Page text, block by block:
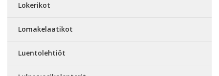
Lokerikot
Lomakelaatikot
Luentolehtiöt